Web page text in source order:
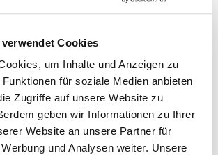
Cookies
um Inhalte und Anzeigen zu
für soziale Medien anbieten
Zugriffe auf unsere Website zu
geben wir Informationen zu Ihrer
Website an unsere Partner für
und Analysen weiter. Unsere
So 15 °C | 33 °C
Mo 19 °C | 37 °C